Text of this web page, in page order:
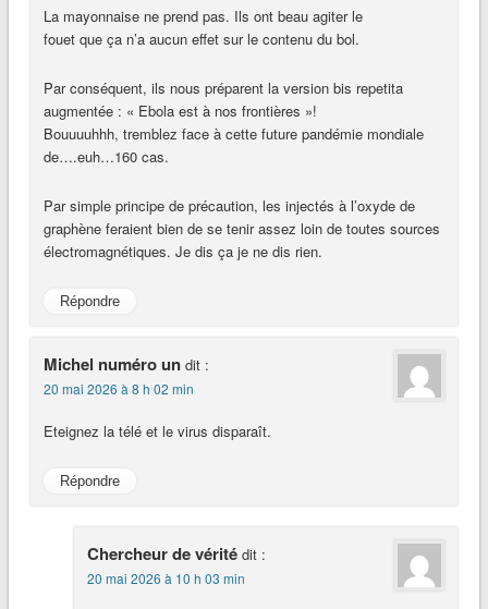
La mayonnaise ne prend pas. Ils ont beau agiter le
fouet que ça n’a aucun effet sur le contenu du bol.
Par conséquent, ils nous préparent la version bis repetita
augmentée : « Ebola est à nos frontières »!
Bouuuuhhh, tremblez face à cette future pandémie mondiale
de….euh…160 cas.
Par simple principe de précaution, les injectés à l’oxyde de
graphène feraient bien de se tenir assez loin de toutes sources
électromagnétiques. Je dis ça je ne dis rien.
Répondre
Michel numéro un dit :
20 mai 2026 à 8 h 02 min
Eteignez la télé et le virus disparaît.
Répondre
Chercheur de vérité dit :
20 mai 2026 à 10 h 03 min